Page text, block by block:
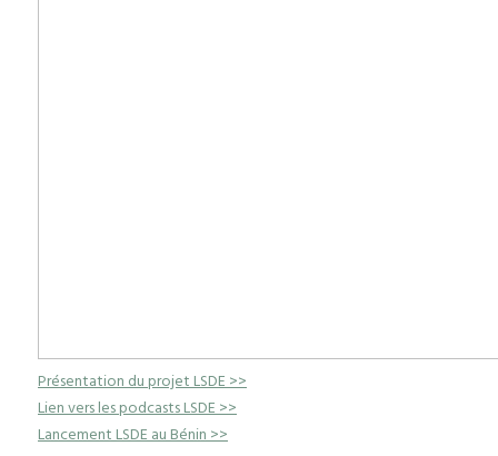
Présentation du projet LSDE >>
Lien vers les podcastsLSDE >>
Lancement LSDE au Bénin >>